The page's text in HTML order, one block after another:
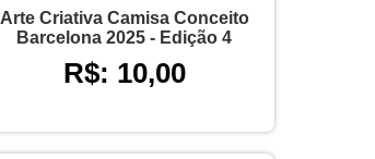
Arte Criativa Camisa Conceito
Barcelona 2025 - Edição 4
R$: 10,00